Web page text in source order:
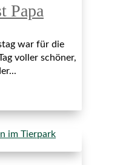
Papa
war für die
voller schöner,